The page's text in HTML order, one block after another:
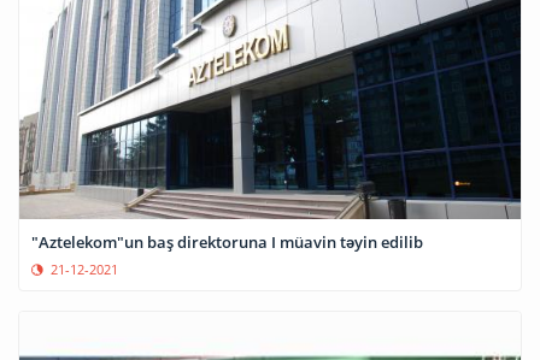
"Aztelekom"un baş direktoruna I müavin təyin edilib
21-12-2021